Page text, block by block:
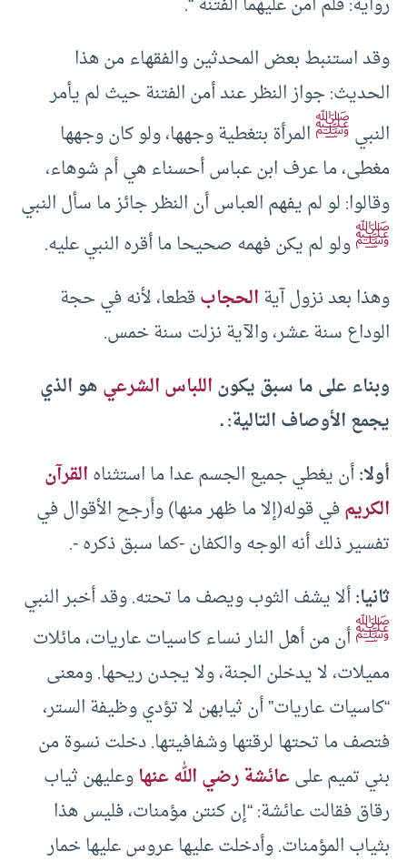
وقد استنبط بعض المحدثين والفقهاء من هذا
الحديث: جواز النظر عند أمن الفتنة حيث لم يأمر
النبيﷺالمرأة بتغطية وجهها، ولو كان وجهها
مغطى، ما عرف ابن عباس أحسناء هي أم شوهاء،
وقالوا: لو لم يفهم العباس أن النظر جائز ما سأل النبي
ﷺولو لم يكن فهمه صحيحا ما أقره النبي عليه.
وهذا بعد نزول آيةالحجابقطعا، لأنه في حجة
الوداع سنة عشر، والآية نزلت سنة خمس.
وبناء على ما سبق يكوناللباس الشرعيهو الذي
يجمع الأوصاف التالية: ـ
أولا:أن يغطي جميع الجسم عدا ما استثناهالقرآن
الكريمفي قوله(إلا ما ظهر منها) وأرجح الأقوال في
تفسير ذلك أنه الوجه والكفان -كما سبق ذكره -.
ثانيا:ألا يشف الثوب ويصف ما تحته. وقد أخبر النبي
ﷺأن من أهل النار نساء كاسيات عاريات، مائلات
مميلات، لا يدخلن الجنة، ولا يجدن ريحها. ومعنى
“كاسيات عاريات” أن ثيابهن لا تؤدي وظيفة الستر،
فتصف ما تحتها لرقتها وشفافيتها. دخلت نسوة من
بني تميم علىعائشة رضي الله عنهاوعليهن ثياب
رقاق فقالت عائشة: “إن كنتن مؤمنات، فليس هذا
بثياب المؤمنات. وأدخلت عليها عروس عليها خمار